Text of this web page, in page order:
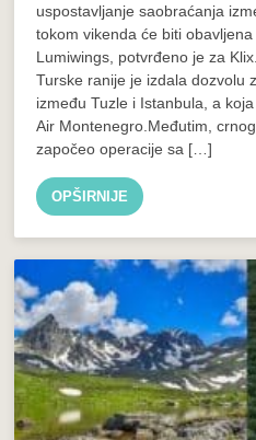
uspostavljanje saobraćanja
tokom vikenda će biti
Lumiwings, potvrđeno je za
Turske ranije je izdala dozvolu
između Tuzle i Istanbula, a
Air Montenegro.Međutim,
započeo operacije sa […]
OPŠIRNIJE